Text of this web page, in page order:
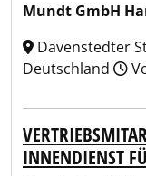
Mundt GmbH
Davenstedter
Deutschland
INNENDIENST